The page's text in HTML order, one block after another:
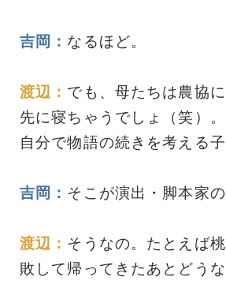
吉岡： なるほど。
渡辺： でも、母たちは農協
先に寝ちゃうでしょ（笑）
自分で物語の続きを考える
吉岡： そこが演出・脚本家
渡辺： そうなの。たとえば
敗して帰ってきたあとどう